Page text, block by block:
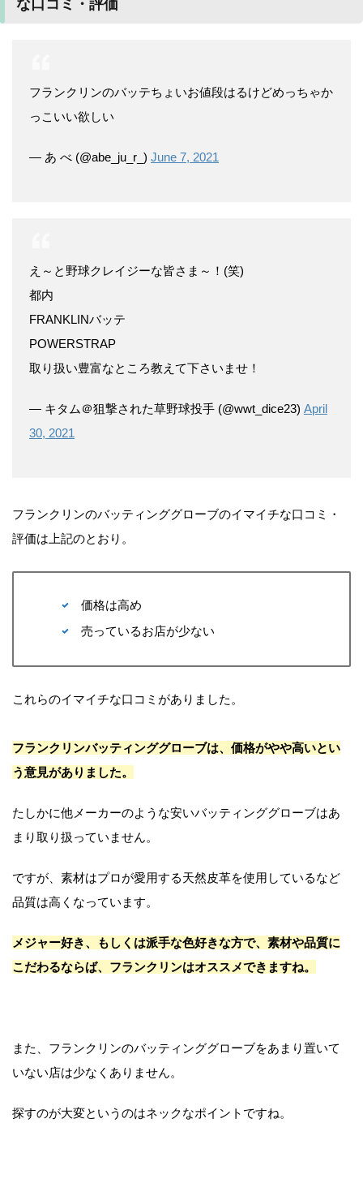
な口コミ・評価
フランクリンのバッテちょいお値段はるけどめっちゃか
っこいい欲しい
— あ べ (@abe_ju_r_) June 7, 2021
え～と野球クレイジーな皆さま～！(笑)
都内
FRANKLINバッテ
POWERSTRAP
取り扱い豊富なところ教えて下さいませ！
— キタム＠狙撃された草野球投手 (@wwt_dice23) April
30, 2021
フランクリンのバッティンググローブのイマイチな口コミ・
評価は上記のとおり。
価格は高め
売っているお店が少ない
これらのイマイチな口コミがありました。
フランクリンバッティンググローブは、価格がやや高いとい
う意見がありました。
たしかに他メーカーのような安いバッティンググローブはあ
まり取り扱っていません。
ですが、素材はプロが愛用する天然皮革を使用しているなど
品質は高くなっています。
メジャー好き、もしくは派手な色好きな方で、素材や品質に
こだわるならば、フランクリンはオススメできますね。
また、フランクリンのバッティンググローブをあまり置いて
いない店は少なくありません。
探すのが大変というのはネックなポイントですね。